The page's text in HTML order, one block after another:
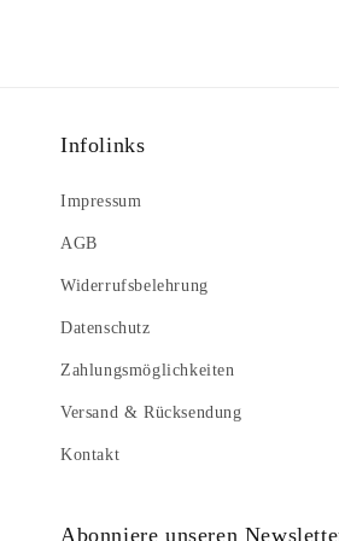
Infolinks
Impressum
AGB
Widerrufsbelehrung
Datenschutz
Zahlungsmöglichkeiten
Versand & Rücksendung
Kontakt
Abonniere unseren